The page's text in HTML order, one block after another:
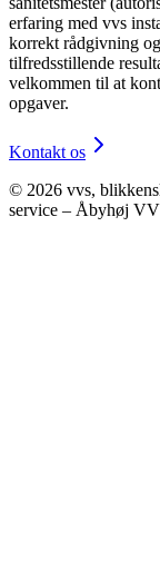
erfaring med vvs
korrekt rådgivning
tilfredsstillende
velkommen til at
opgaver.
Kontakt os
© 2026 vvs,
service – Åbyhøj